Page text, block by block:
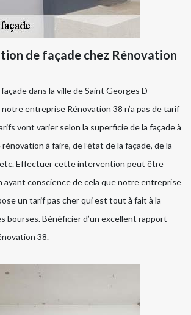
de façade chez Rénovation
dans la ville de Saint Georges D
entreprise Rénovation 38 n’a pas de tarif
vont varier selon la superficie de la façade à
à faire, de l’état de la façade, de la
Effectuer cette intervention peut être
ayant conscience de cela que notre entreprise
un tarif pas cher qui est tout à fait à la
bourses. Bénéficier d’un excellent rapport
38.